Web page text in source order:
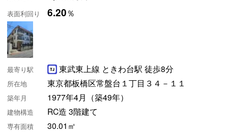
表面利回り 6.20％
最寄り駅 東武東上線 ときわ台駅 徒歩8分
所在地 東京都板橋区常盤台１丁目３４－１１
築年月 1977年4月（築49年）
建物構造 RC造 3階建て
専有面積 30.01㎡